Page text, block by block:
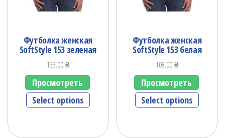
Футболка женская
SoftStyle 153 зеленая
133.00₴
Просмотреть
Select options
Футболка женская
SoftStyle 153 белая
108.00₴
Просмотреть
Select options